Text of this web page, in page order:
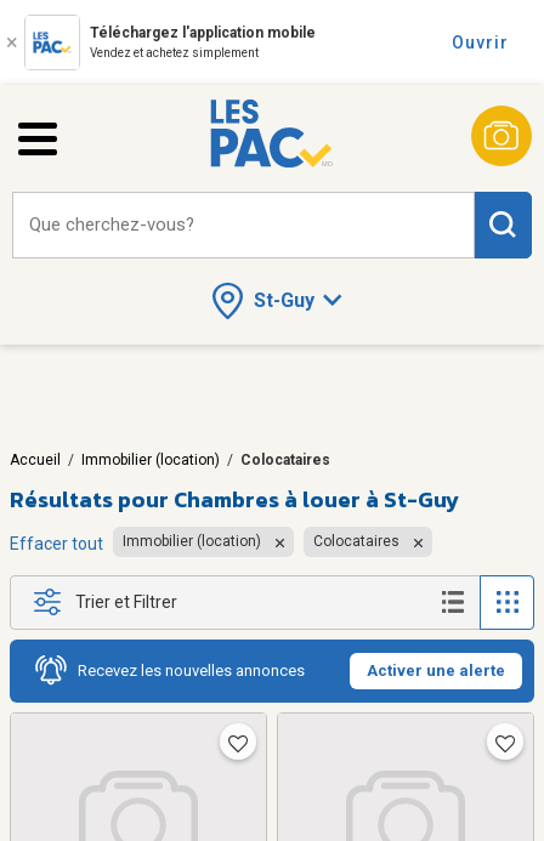
Téléchargez l'application mobile
Vendez et achetez simplement
Ouvrir
St-Guy
Que cherchez-vous?
Accueil / Immobilier (location) / Colocataires
Résultats pour Chambres à louer à St-Guy
Effacer tout Immobilier (location) Colocataires
Trier et Filtrer
Recevez les nouvelles annonces Activer une alerte